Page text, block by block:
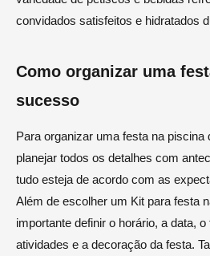
convidados satisfeitos e hidratados
Como organizar uma
sucesso
Para organizar uma festa na
planejar todos os detalhes com
tudo esteja de acordo com as
Além de escolher um Kit para festa
importante definir o horário, a data,
atividades e a decoração da festa.